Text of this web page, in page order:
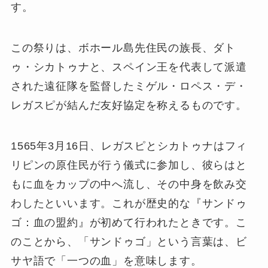
す 。
この祭りは、ボホール島先住民の族長、ダト
ゥ・シカトゥナと、スペイン王を代表して派遣
された遠征隊を監督したミゲル・ロペス・デ・
レガスピが結んだ友好協定を称えるものです。
1565年3月16日、レガスピとシカトゥナはフィ
リピンの原住民が行う儀式に参加し、彼らはと
もに血をカップの中へ流し、その中身を飲み交
わしたといいます。これが歴史的な『サンドゥ
ゴ：血の盟約』が初めて行われたときです。こ
のことから、「サンドゥゴ」という言葉は、ビ
サヤ語で「一つの血」を意味します。